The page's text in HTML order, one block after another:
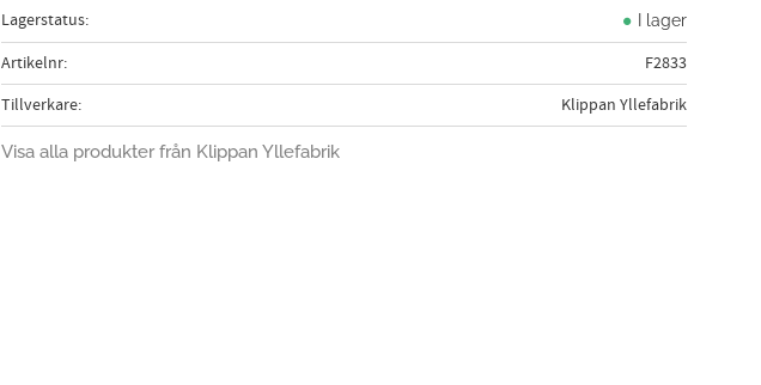
Lagerstatus I lager
Artikelnr
F2833
Tillverkare
Klippan Yllefabrik
Visa alla produkter från Klippan Yllefabrik